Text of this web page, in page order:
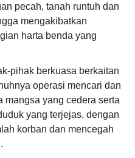
pecah, tanah runtuh dan
mengakibatkan
harta benda yang
pihak berkuasa berkaitan
operasi mencari dan
mangsa yang cedera serta
yang terjejas, dengan
korban dan mencegah